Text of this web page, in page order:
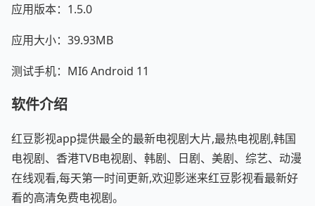
应用版本：1.5.0
应用大小：39.93MB
测试手机：MI6 Android 11
软件介绍
红豆影视app提供最全的最新电视剧大片,最热电视剧,韩国
电视剧、香港TVB电视剧、韩剧、日剧、美剧、综艺、动漫
在线观看,每天第一时间更新,欢迎影迷来红豆影视看最新好
看的高清免费电视剧。